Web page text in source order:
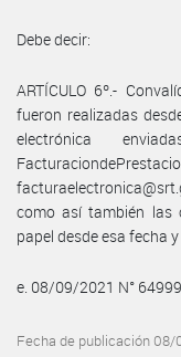
Debe decir:
ARTÍCULO 6º.-
fueron realizadas
electrónica
como así también las
papel desde esa fecha
e. 08/09/2021 N°
Fecha de publicación 08/